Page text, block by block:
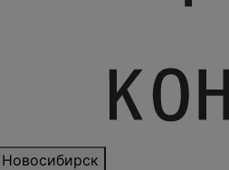
Новосибирск